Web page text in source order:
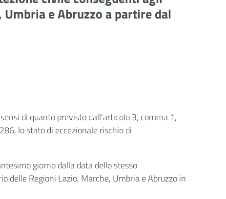
e Abruzzo a partire dal
di quanto previsto dall’articolo 3, comma 1,
lo stato di eccezionale rischio di
giorno dalla data dello stesso
delle Regioni Lazio, Marche, Umbria e Abruzzo in